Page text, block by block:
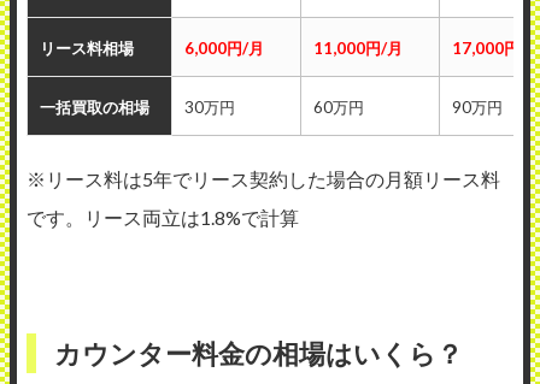
リース料相場 6,000円/月 11,000円/月 17,000円/月
一括買取の相場 30万円 60万円 90万円
※リース料は5年でリース契約した場合の月額リース料
です。リース両立は1.8%で計算
カウンター料金の相場はいくら？